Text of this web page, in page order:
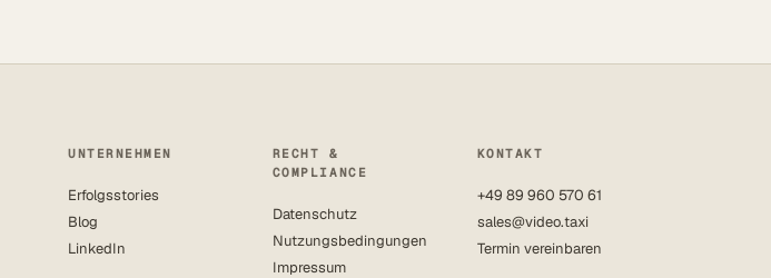
UNTERNEHMEN
Erfolgsstories
Blog
LinkedIn
RECHT &
COMPLIANCE
Datenschutz
Nutzungsbedingungen
Impressum
KONTAKT
+49 89 960 570 61
sales@video.taxi
Termin vereinbaren